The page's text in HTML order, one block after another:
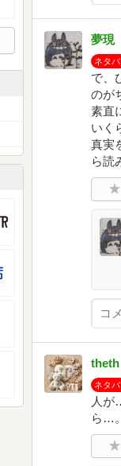
夢現
ネタバ
で、
のが
素直
いく
真実
ら読
theth
ネタバ
人が
ら…